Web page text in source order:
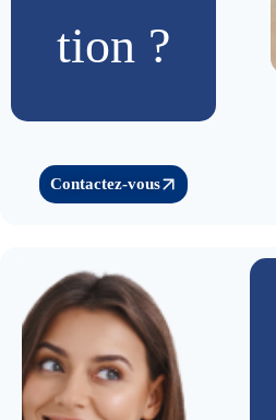
tion ?
Contactez-vous